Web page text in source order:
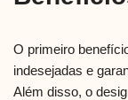
O primeiro
indesejadas e
Além disso, o